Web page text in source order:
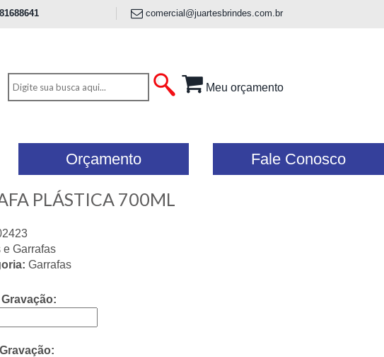
comercial@juartesbrindes.com.br
Meu orçamento
Orçamento Fale Conosco
PLÁSTICA 700ML
e Garrafas
Garrafas